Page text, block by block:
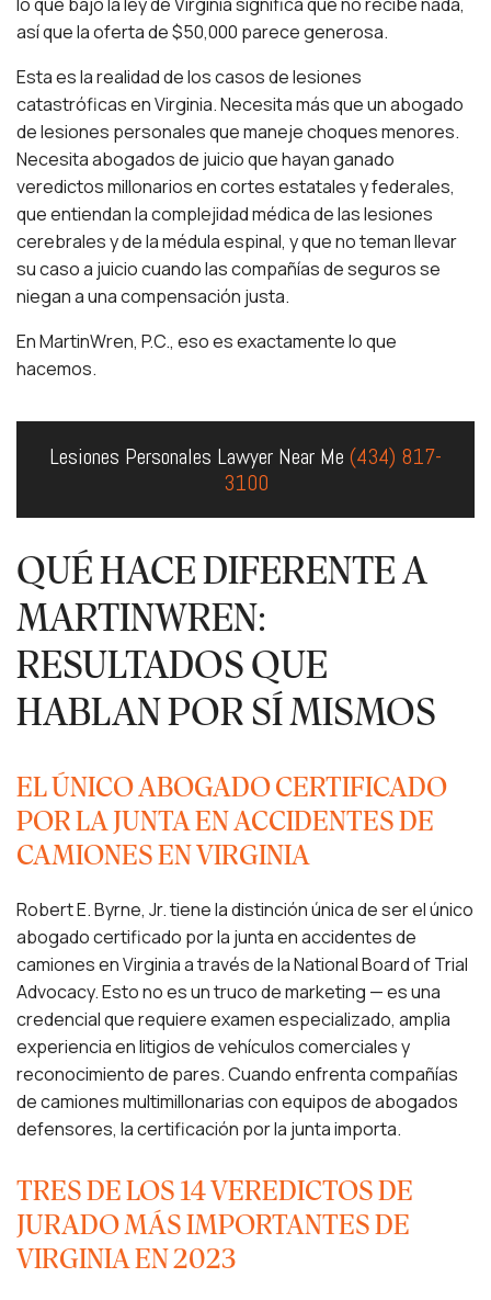
así que la oferta de $50,000 parece generosa.
Esta es la realidad de los casos de lesiones
catastróficas en Virginia. Necesita más que un abogado
de lesiones personales que maneje choques menores.
Necesita abogados de juicio que hayan ganado
veredictos millonarios en cortes estatales y federales,
que entiendan la complejidad médica de las lesiones
cerebrales y de la médula espinal, y que no teman llevar
su caso a juicio cuando las compañías de seguros se
niegan a una compensación justa.
En MartinWren, P.C., eso es exactamente lo que
hacemos.
Lesiones Personales Lawyer Near Me (434) 817-
3100
QUÉ HACE DIFERENTE A
MARTINWREN:
RESULTADOS QUE
HABLAN POR SÍ MISMOS
EL ÚNICO ABOGADO CERTIFICADO
POR LA JUNTA EN ACCIDENTES DE
CAMIONES EN VIRGINIA
Robert E. Byrne, Jr. tiene la distinción única de ser el único
abogado certificado por la junta en accidentes de
camiones en Virginia a través de la National Board of Trial
Advocacy. Esto no es un truco de marketing — es una
credencial que requiere examen especializado, amplia
experiencia en litigios de vehículos comerciales y
reconocimiento de pares. Cuando enfrenta compañías
de camiones multimillonarias con equipos de abogados
defensores, la certificación por la junta importa.
TRES DE LOS 14 VEREDICTOS DE
JURADO MÁS IMPORTANTES DE
VIRGINIA EN 2023